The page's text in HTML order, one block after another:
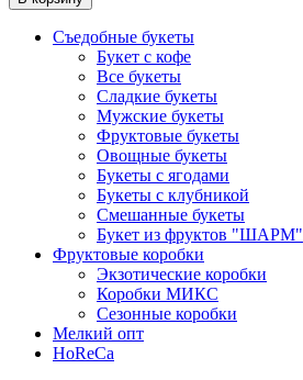
Съедобные букеты
Букет с кофе
Все букеты
Сладкие букеты
Мужские букеты
Фруктовые букеты
Овощные букеты
Букеты с ягодами
Букеты с клубникой
Смешанные букеты
Букет из фруктов "ШАРМ"
Фруктовые коробки
Экзотические коробки
Коробки МИКС
Сезонные коробки
Мелкий опт
HoReCa